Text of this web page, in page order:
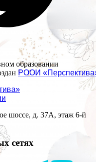
образовании
РООИ
шоссе, д. 37А, этаж 6-й
сетях